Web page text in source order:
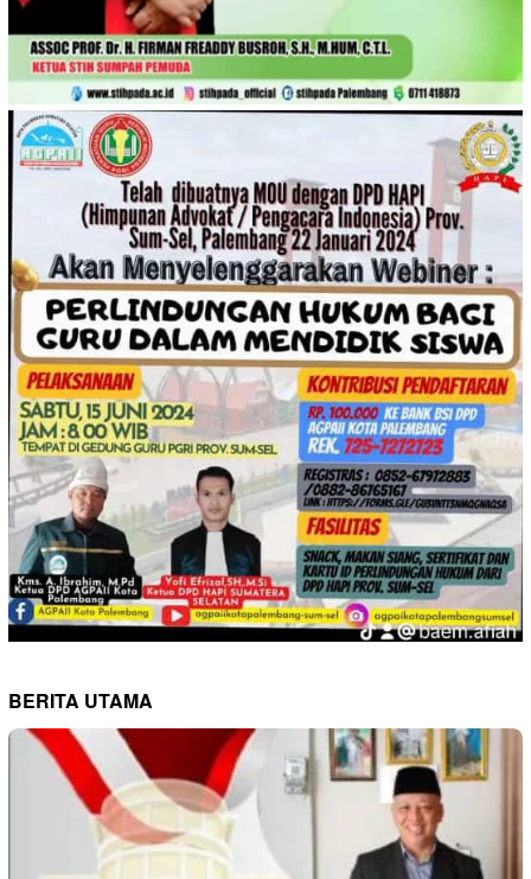
BERITA UTAMA